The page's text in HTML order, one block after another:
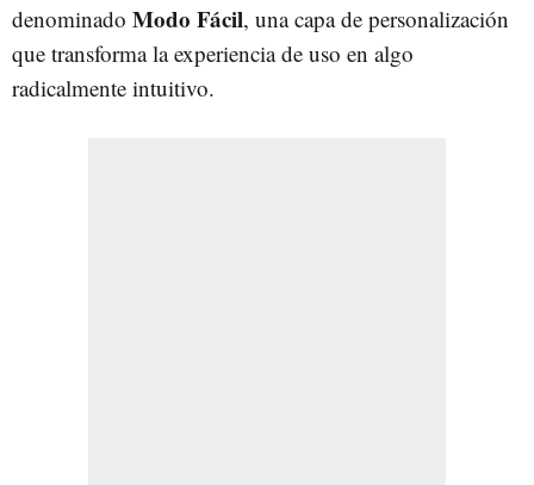
denominado Modo Fácil, una capa de personalización
que transforma la experiencia de uso en algo
radicalmente intuitivo.